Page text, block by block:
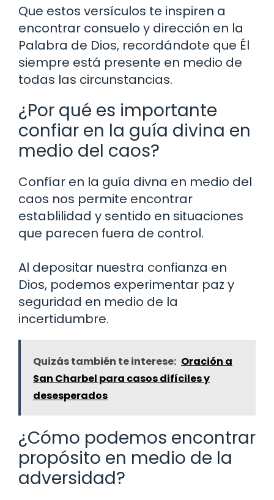
Que estos versículos te inspiren a
encontrar consuelo y dirección en la
Palabra de Dios, recordándote que Él
siempre está presente en medio de
todas las circunstancias.
¿Por qué es importante
confiar en la guía divina en
medio del caos?
Confíar en la guía divna en medio del
caos nos permite encontrar
establilidad y sentido en situaciones
que parecen fuera de control.
Al depositar nuestra confianza en
Dios, podemos experimentar paz y
seguridad en medio de la
incertidumbre.
Quizás también te interese: Oración a
San Charbel para casos difíciles y
desesperados
¿Cómo podemos encontrar
propósito en medio de la
adversidad?